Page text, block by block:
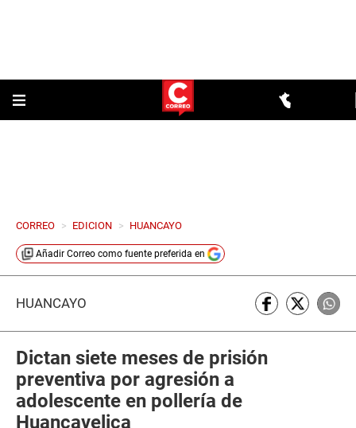
CORREO > EDICION > HUANCAYO
Añadir Correo como fuente preferida en
HUANCAYO
Dictan siete meses de prisión
preventiva por agresión a
adolescente en pollería de
Huancavelica